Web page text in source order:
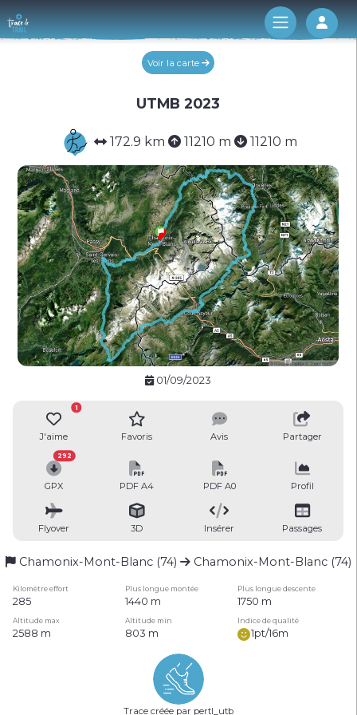
Log
Voir la carte
UTMB 2023
172.9 km 11210 m 11210 m
01/09/2023
J'aime
1
Favoris Avis Partager
GPX
292
PDF A4 PDF A0 Profil
Flyover 3D Insérer Passages
Chamonix-Mont-Blanc (74) Chamonix-Mont-Blanc (74)
Kilomètre effort Plus longue montée Plus longue descente
285 1440 m 1750 m
Altitude max Altitude min Indice de qualité
2588 m 803 m 1pt/16m
Trace créée par pertl_utb